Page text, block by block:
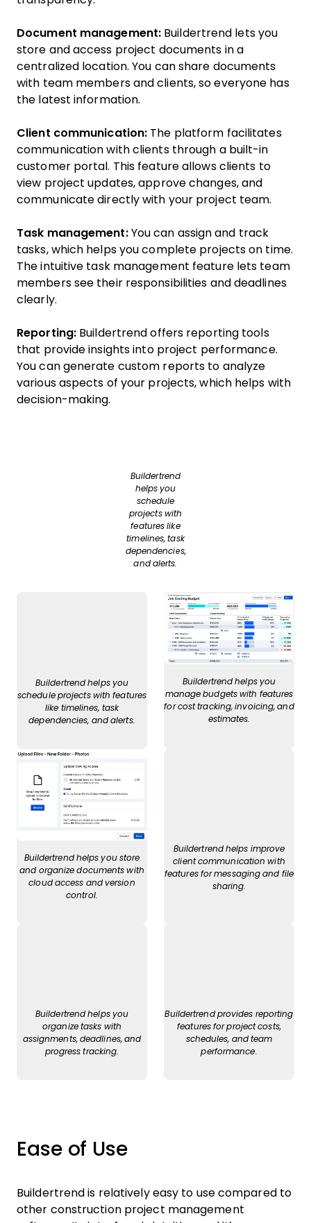
Document management: Buildertrend lets you
store and access project documents in a
centralized location. You can share documents
with team members and clients, so everyone has
the latest information.
Client communication: The platform facilitates
communication with clients through a built-in
customer portal. This feature allows clients to
view project updates, approve changes, and
communicate directly with your project team.
Task management:You can assign and track
tasks, which helps you complete projects on time.
The intuitive task management feature lets team
members see their responsibilities and deadlines
clearly.
Reporting: Buildertrend offers reporting tools
that provide insights into project performance.
You can generate custom reports to analyze
various aspects of your projects, which helps with
decision-making.
Buildertrend
helps you
schedule
projects with
features like
timelines, task
dependencies,
and alerts.
Buildertrend helps you
schedule projects with features
like timelines, task
dependencies, and alerts.
Buildertrend helps you
manage budgets with features
for cost tracking, invoicing, and
estimates.
Buildertrend helps you store
and organize documents with
cloud access and version
control.
Buildertrend helps improve
client communication with
features for messaging and file
sharing.
Buildertrend helps you
organize tasks with
assignments, deadlines, and
progress tracking.
Buildertrend provides reporting
features for project costs,
schedules, and team
performance.
Ease of Use
Buildertrend is relatively easy to use compared to
other construction project management